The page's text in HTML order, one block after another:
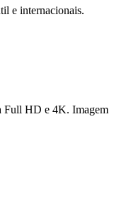
e internacionais.
Full HD e 4K. Imagem